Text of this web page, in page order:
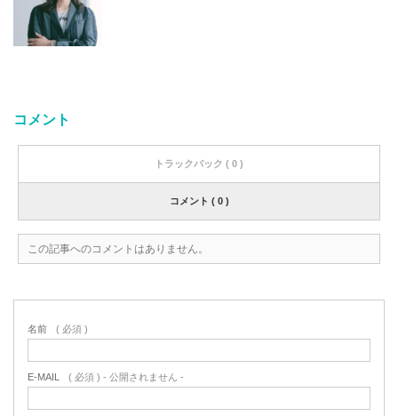
コメント
トラックバック ( 0 )
コメント ( 0 )
この記事へのコメントはありません。
名前 ( 必須 )
E-MAIL ( 必須 ) - 公開されません -